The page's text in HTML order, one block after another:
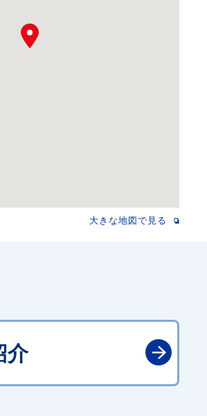
大きな地図で見る
介